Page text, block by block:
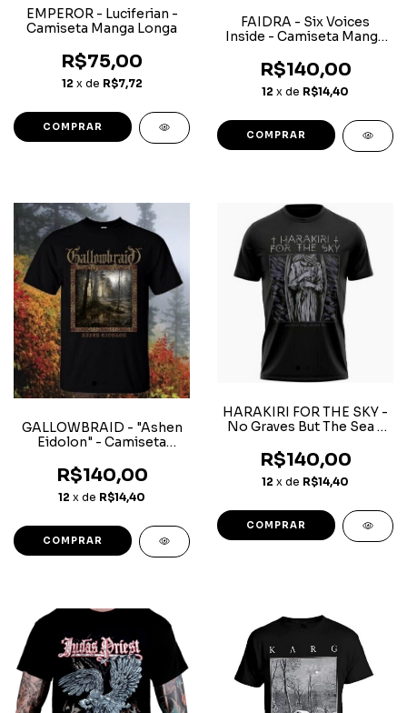
EMPEROR - Luciferian -
Camiseta Manga Longa
R$75,00
12 x de R$7,72
COMPRAR
FAIDRA - Six Voices
Inside - Camiseta Manga
R$140,00
12 x de R$14,40
COMPRAR
GALLOWBRAID - "Ashen
Eidolon" - Camiseta
R$140,00
12 x de R$14,40
COMPRAR
HARAKIRI FOR THE SKY -
No Graves But The Sea -
R$140,00
12 x de R$14,40
COMPRAR